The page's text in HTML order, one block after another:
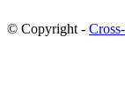
© Copyright -